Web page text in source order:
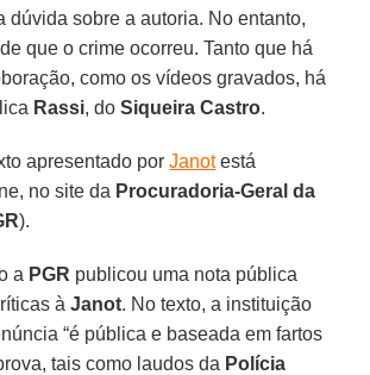
dúvida sobre a autoria. No entanto,
que o crime ocorreu. Tanto que há
como os vídeos gravados, há
Rassi, doSiqueira Castro.
apresentado porJanotestá
no site da Procuradoria-Geral da
).
a PGR publicou uma nota pública
àJanot. No texto, a instituição
“é pública e baseada em fartos
tais como laudos da Polícia